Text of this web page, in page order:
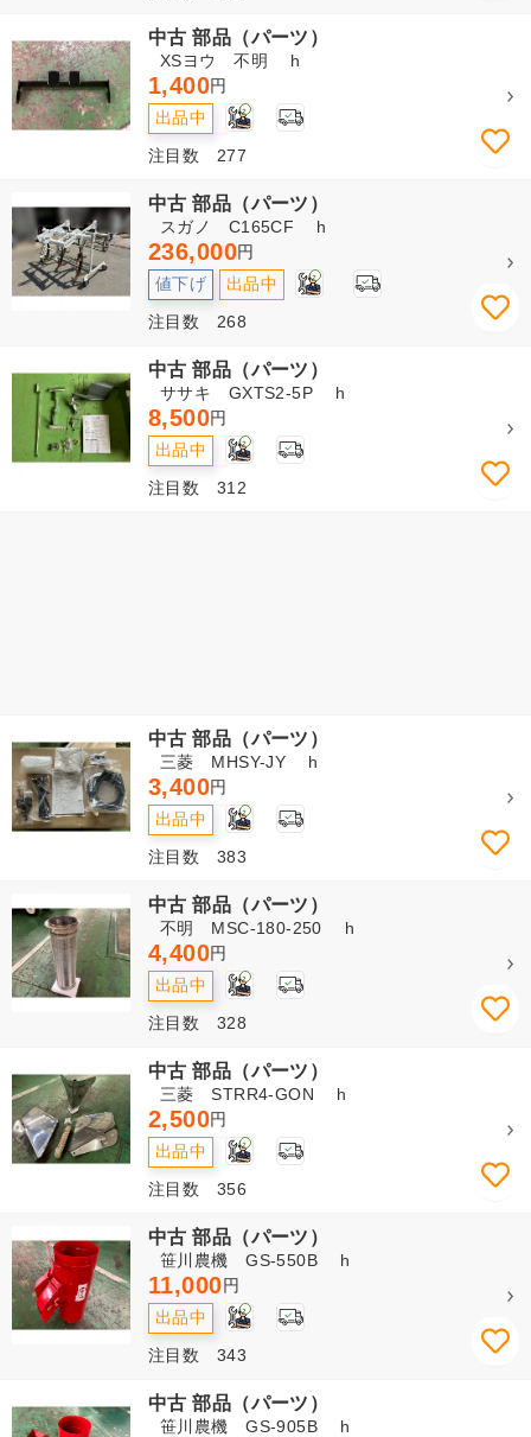
中古 部品（パーツ）
XSヨウ 不明 h
1,400円
出品中 2
注目数 277
中古 部品（パーツ）
スガノ C165CF h
236,000円
値下げ 出品中 2
注目数 268
中古 部品（パーツ）
ササキ GXTS2-5P h
8,500円
出品中 2
注目数 312
中古 部品（パーツ）
三菱 MHSY-JY h
3,400円
出品中 2
注目数 383
中古 部品（パーツ）
不明 MSC-180-250 h
4,400円
出品中 2
注目数 328
中古 部品（パーツ）
三菱 STRR4-GON h
2,500円
出品中 2
注目数 356
中古 部品（パーツ）
笹川農機 GS-550B h
11,000円
出品中 2
注目数 343
中古 部品（パーツ）
笹川農機 GS-905B h